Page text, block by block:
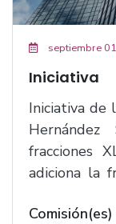
septiembre
Iniciativa
Iniciativa de
fracciones XL y XLI del artículo 3°, y se
adiciona la
de la Ley